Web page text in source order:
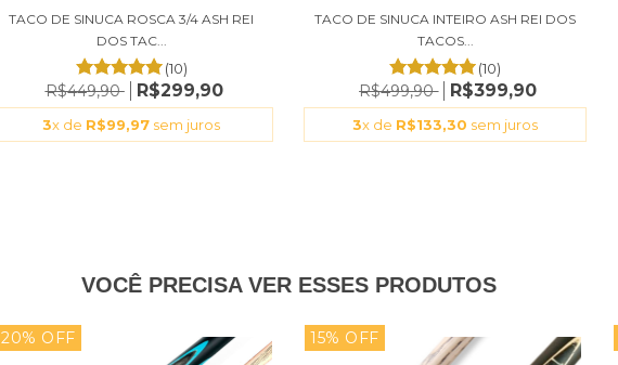
TACO DE SINUCA ROSCA 3/4 ASH REI
DOS TAC...
(10)
R$449,90 R$299,90
3x de R$99,97 sem juros
TACO DE SINUCA INTEIRO ASH REI DOS
TACOS...
(10)
R$499,90 R$399,90
3x de R$133,30 sem juros
VOCÊ PRECISA VER ESSES PRODUTOS
20% OFF 15% OFF